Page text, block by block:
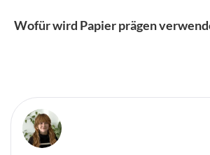
Wofür wird Papier prägen